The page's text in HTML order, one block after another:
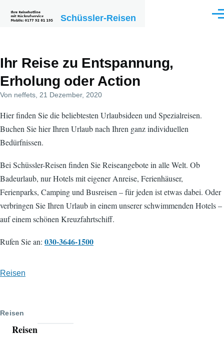
Schüssler-Reisen
Ihr Reise zu Entspannung,
Erholung oder Action
Von neffets , 21 Dezember, 2020
Hier finden Sie die beliebtesten Urlaubsideen und Spezialreisen.
Buchen Sie hier Ihren Urlaub nach Ihren ganz individuellen
Bedürfnissen.
Bei Schüssler-Reisen finden Sie Reiseangebote in alle Welt. Ob
Badeurlaub, nur Hotels mit eigener Anreise, Ferienhäuser,
Ferienparks, Camping und Busreisen – für jeden ist etwas dabei. Oder
verbringen Sie Ihren Urlaub in einem unserer schwimmenden Hotels –
auf einem schönen Kreuzfahrtschiff.
Rufen Sie an: 030-3646-1500
Reisen
Reisen
Reisen